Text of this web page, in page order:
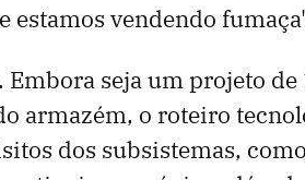
estamos vendendo
Embora seja um projeto de
armazém, o roteiro
dos subsistemas,